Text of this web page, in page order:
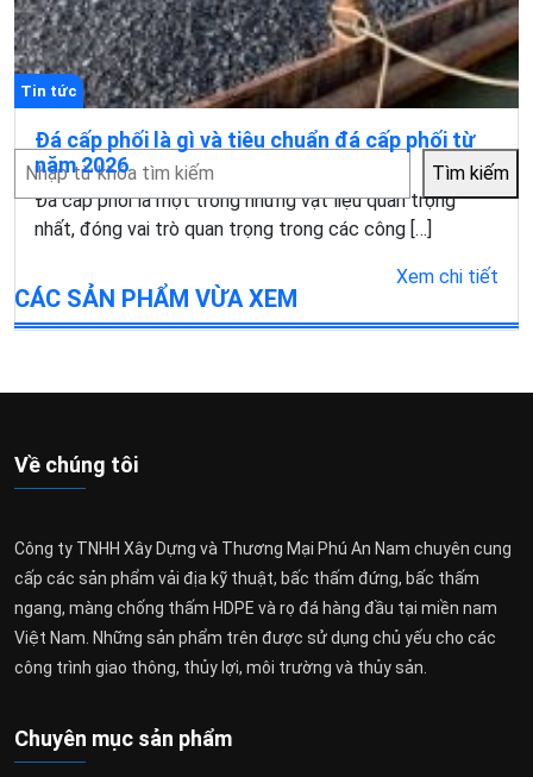
Tin tức
Đá cấp phối là gì và tiêu chuẩn đá cấp phối từ
năm 2026
Đá cấp phối là một trong những vật liệu quan trọng
nhất, đóng vai trò quan trọng trong các công […]
Xem chi tiết
Tìm
Tìm kiếm
CÁC SẢN PHẨM VỪA XEM
Về chúng tôi
Công ty TNHH Xây Dựng và Thương Mại Phú An Nam chuyên cung
cấp các sản phẩm vải địa kỹ thuật, bấc thấm đứng, bấc thấm
ngang, màng chống thấm HDPE và rọ đá hàng đầu tại miền nam
Việt Nam. Những sản phẩm trên được sử dụng chủ yếu cho các
công trình giao thông, thủy lợi, môi trường và thủy sản.
Chuyên mục sản phẩm